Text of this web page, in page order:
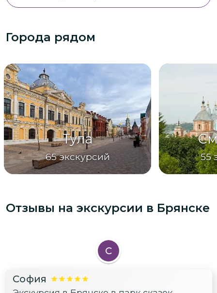
Города рядом
Тула
65 экскурсий 55
Отзывы на экскурсии в Брянске
С
София